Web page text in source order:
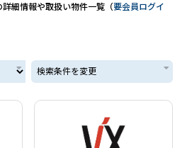
細情報や取扱い物件一覧（要会員ログイ
検索条件を変更